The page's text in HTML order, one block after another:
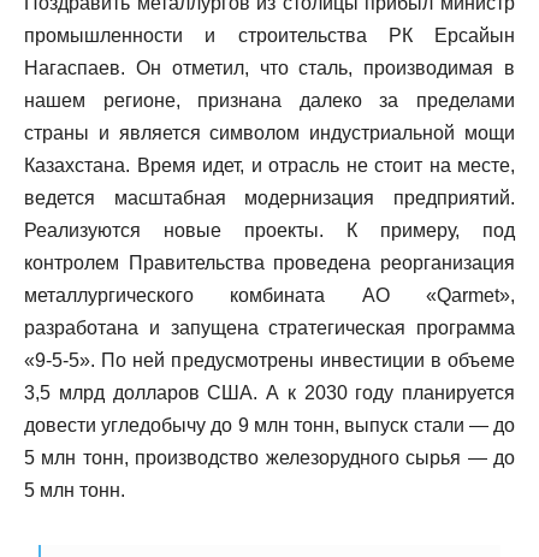
промышленности и строительства РК Ерсайын
Нагаспаев. Он отметил, что сталь, производимая в
нашем регионе, признана далеко за пределами
страны и является символом индустриальной мощи
Казахстана. Время идет, и отрасль не стоит на месте,
ведется масштабная модернизация предприятий.
Реализуются новые проекты. К примеру, под
контролем Правительства проведена реорганизация
металлургического комбината АО «Qarmet»,
разработана и запущена стратегическая программа
«9-5-5». По ней предусмотрены инвестиции в объеме
3,5 млрд долларов США. А к 2030 году планируется
довести угледобычу до 9 млн тонн, выпуск стали — до
5 млн тонн, производство железорудного сырья — до
5 млн тонн.